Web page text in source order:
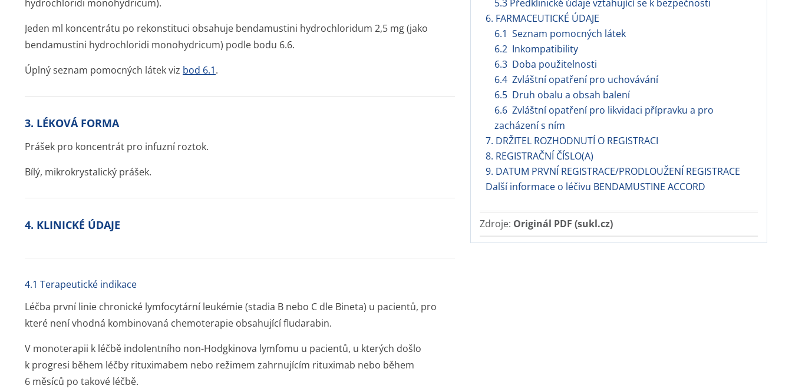
5.3 Předklinické údaje vztahující se k bezpečnosti
6. FARMACEUTICKÉ ÚDAJE
6.1 Seznam pomocných látek
6.2 Inkompatibility
6.3 Doba použitelnosti
6.4 Zvláštní opatření pro uchovávání
6.5 Druh obalu a obsah balení
6.6 Zvláštní opatření pro likvidaci přípravku a pro
zacházení s ním
7. DRŽITEL ROZHODNUTÍ O REGISTRACI
8. REGISTRAČNÍ ČÍSLO(A)
9. DATUM PRVNÍ REGISTRACE/PRODLOUŽENÍ REGISTRACE
Další informace o léčivu BENDAMUSTINE ACCORD
Zdroje: Originál PDF (sukl.cz)
hydrochloridi monohydricum).
Jeden ml koncentrátu po rekonstituci obsahuje bendamustini hydrochloridum 2,5 mg (jako
bendamustini hydrochloridi monohydricum) podle bodu 6.6.
Úplný seznam pomocných látek viz bod 6.1.
3. LÉKOVÁ FORMA
Prášek pro koncentrát pro infuzní roztok.
Bílý, mikrokrystalický prášek.
4. KLINICKÉ ÚDAJE
4.1 Terapeutické indikace
Léčba první linie chronické lymfocytární leukémie (stadia B nebo C dle Bineta) u pacientů, pro
které není vhodná kombinovaná chemoterapie obsahující fludarabin.
V monoterapii k léčbě indolentního non-Hodgkinova lymfomu u pacientů, u kterých došlo
k progresi během léčby rituximabem nebo režimem zahrnujícím rituximab nebo během
6 měsíců po takové léčbě.